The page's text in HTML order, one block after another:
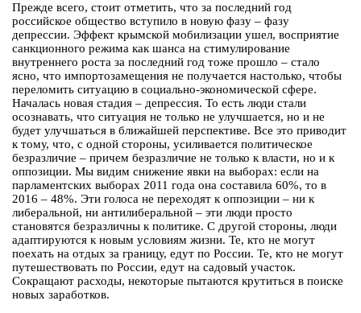
Прежде всего, стоит отметить, что за последний год
российское общество вступило в новую фазу – фазу
депрессии. Эффект крымской мобилизации ушел, восприятие
санкционного режима как шанса на стимулирование
внутреннего роста за последний год тоже прошло – стало
ясно, что импортозамещения не получается настолько, чтобы
переломить ситуацию в социально-экономической сфере.
Началась новая стадия – депрессия. То есть люди стали
осознавать, что ситуация не только не улучшается, но и не
будет улучшаться в ближайшей перспективе. Все это приводит
к тому, что, с одной стороны, усиливается политическое
безразличие – причем безразличие не только к власти, но и к
оппозиции. Мы видим снижение явки на выборах: если на
парламентских выборах 2011 года она составила 60%, то в
2016 – 48%. Эти голоса не переходят к оппозиции – ни к
либеральной, ни антилиберальной – эти люди просто
становятся безразличны к политике. С другой стороны, люди
адаптируются к новым условиям жизни. Те, кто не могут
поехать на отдых за границу, едут по России. Те, кто не могут
путешествовать по России, едут на садовый участок.
Сокращают расходы, некоторые пытаются крутиться в поиске
новых заработков.